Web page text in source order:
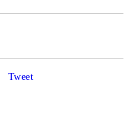
Tweet